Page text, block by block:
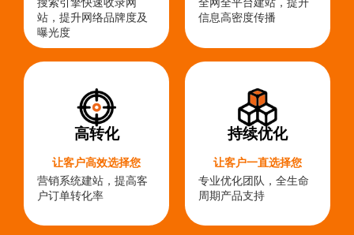
站，提升网络品牌度及
曝光度
信息高密度传播
高转化
让客户高效选择您
营销系统建站，提高客
户订单转化率
持续优化
让客户一直选择您
专业优化团队，全生命
周期产品支持